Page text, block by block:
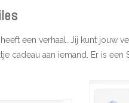
heeft een verhaal. Jij kunt jouw
cadeau aan iemand. Er is een
langs de